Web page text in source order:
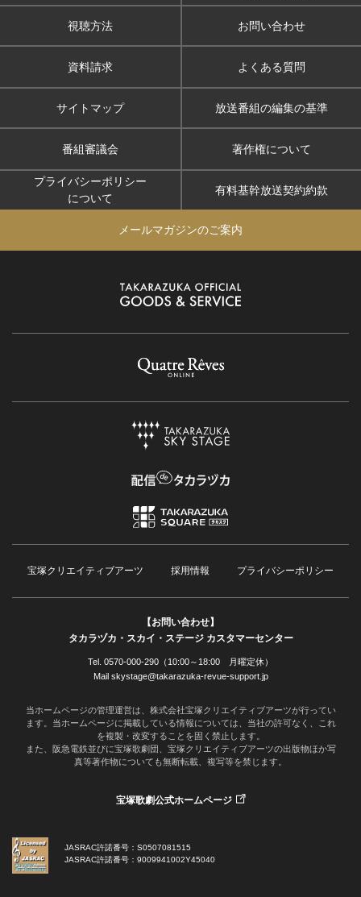
視聴方法 お問い合わせ
資料請求 よくある質問
サイトマップ 放送番組の編集の基準
番組審議会 著作権について
プライバシーポリシー
について
有料基幹放送契約約款
メールマガジンのご案内
宝塚クリエイティブアーツ 採用情報 プライバシーポリシー
【お問い合わせ】
タカラヅカ・スカイ・ステージ カスタマーセンター
Tel. 0570-000-290（10:00～18:00 月曜定休）
Mail skystage@takarazuka-revue-support.jp
当ホームページの管理運営は、株式会社宝塚クリエイティブアーツが行ってい
ます。当ホームページに掲載している情報については、当社の許可なく、これ
を複製・改変することを固く禁止します。
また、阪急電鉄並びに宝塚歌劇団、宝塚クリエイティブアーツの出版物ほか写
真等著作物についても無断転載、複写等を禁じます。
宝塚歌劇公式ホームページ
JASRAC許諾番号：S0507081515
JASRAC許諾番号：9009941002Y45040